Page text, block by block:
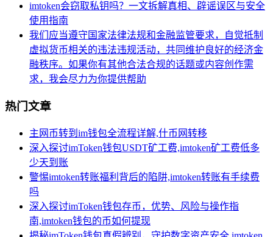
imtoken会窃取私钥吗？一文拆解真相、辟谣误区与安全
使用指南
我们应当遵守国家法律法规和金融监管要求，自觉抵制
虚拟货币相关的违法违规活动，共同维护良好的经济金
融秩序。如果你有其他合法合规的话题或内容创作需
求，我会尽力为你提供帮助
热门文章
主网币转到im钱包全流程详解,什币网转移
深入探讨imToken钱包USDT矿工费,imtoken矿工费低多
少天到账
警惕imtoken转账福利背后的陷阱,imtoken转账有手续费
吗
深入探讨imToken钱包存币，优势、风险与操作指
南,imtoken钱包的币如何提现